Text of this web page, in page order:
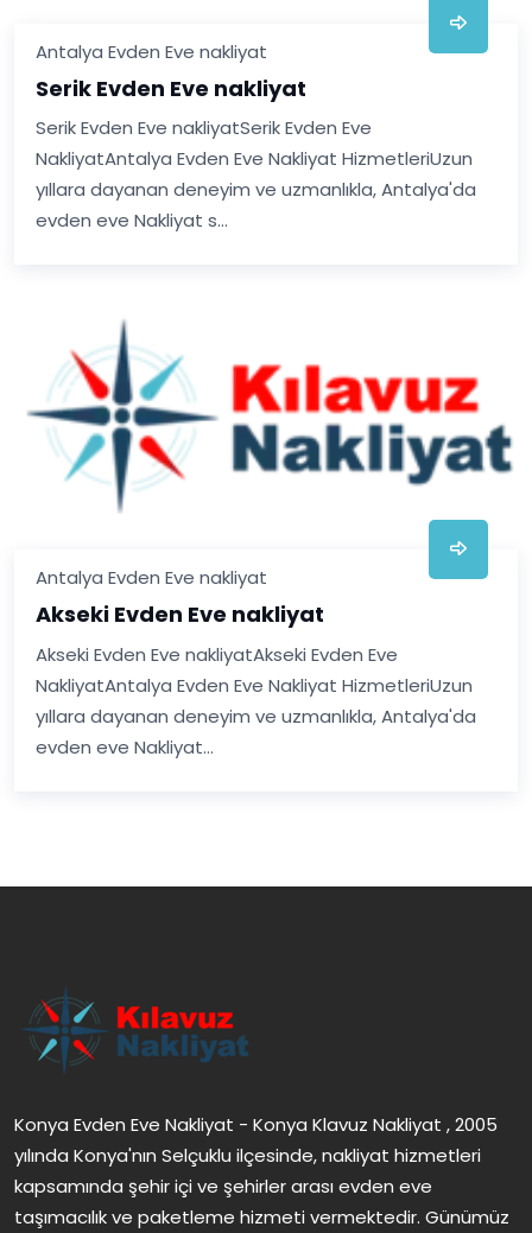
Antalya Evden Eve nakliyat
Serik Evden Eve nakliyat
Serik Evden Eve nakliyatSerik Evden Eve
NakliyatAntalya Evden Eve Nakliyat HizmetleriUzun
yıllara dayanan deneyim ve uzmanlıkla, Antalya'da
evden eve Nakliyat s...
Antalya Evden Eve nakliyat
Akseki Evden Eve nakliyat
Akseki Evden Eve nakliyatAkseki Evden Eve
NakliyatAntalya Evden Eve Nakliyat HizmetleriUzun
yıllara dayanan deneyim ve uzmanlıkla, Antalya'da
evden eve Nakliyat...
Konya Evden Eve Nakliyat - Konya Klavuz Nakliyat , 2005
yılında Konya'nın Selçuklu ilçesinde, nakliyat hizmetleri
kapsamında şehir içi ve şehirler arası evden eve
taşımacılık ve paketleme hizmeti vermektedir. Günümüz